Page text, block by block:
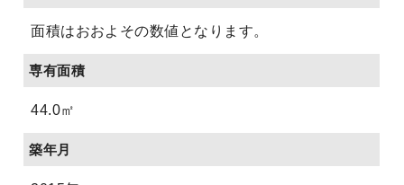
面積はおおよその数値となります。
専有面積
44.0㎡
築年月